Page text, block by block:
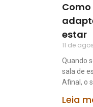
estar
11 de
Quando
sala de
Afinal, o
Leia